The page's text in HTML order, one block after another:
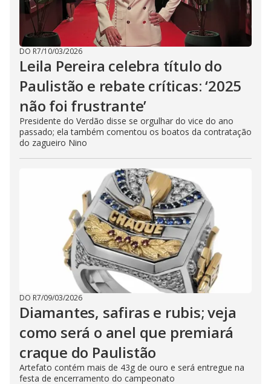
DO R7/10/03/2026
Leila Pereira celebra título do
Paulistão e rebate críticas: ‘2025
não foi frustrante’
Presidente do Verdão disse se orgulhar do vice do ano
passado; ela também comentou os boatos da contratação
do zagueiro Nino
DO R7/09/03/2026
Diamantes, safiras e rubis; veja
como será o anel que premiará
craque do Paulistão
Artefato contém mais de 43g de ouro e será entregue na
festa de encerramento do campeonato